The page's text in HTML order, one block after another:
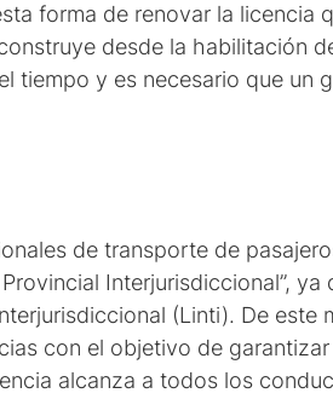
forma de renovar la licencia
desde la habilitación
tiempo y es necesario que un
de transporte de
Interjurisdiccional”,
(Linti). De este
con el objetivo de
alcanza a todos los